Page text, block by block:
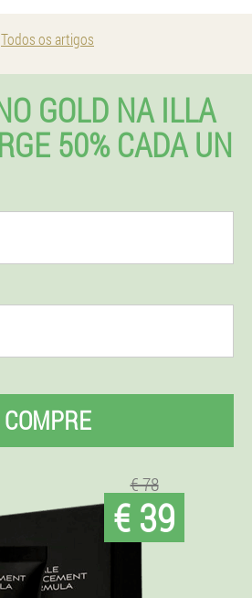
Todos os artigos
GOLD NA ILLA
50% CADA UN
COMPRE
€ 78
€ 39